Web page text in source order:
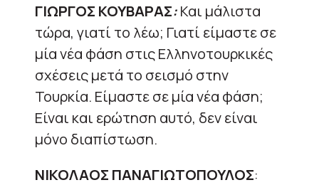
ΓΙΩΡΓΟΣ ΚΟΥΒΑΡΑΣ:Και μάλιστα
τώρα, γιατί το λέω; Γιατί είμαστε σε
μία νέα φάση στις Ελληνοτουρκικές
σχέσεις μετά το σεισμό στην
Τουρκία. Είμαστε σε μία νέα φάση;
Είναι και ερώτηση αυτό, δεν είναι
μόνο διαπίστωση.
ΝΙΚΟΛΑΟΣ ΠΑΝΑΓΙΩΤΟΠΟΥΛΟΣ: